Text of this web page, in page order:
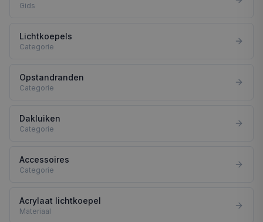
Gids
Lichtkoepels
Categorie
Opstandranden
Categorie
Dakluiken
Categorie
Accessoires
Categorie
Acrylaat lichtkoepel
Materiaal